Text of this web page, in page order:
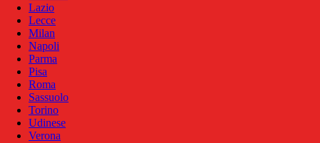
Lazio
Lecce
Milan
Napoli
Parma
Pisa
Roma
Sassuolo
Torino
Udinese
Verona